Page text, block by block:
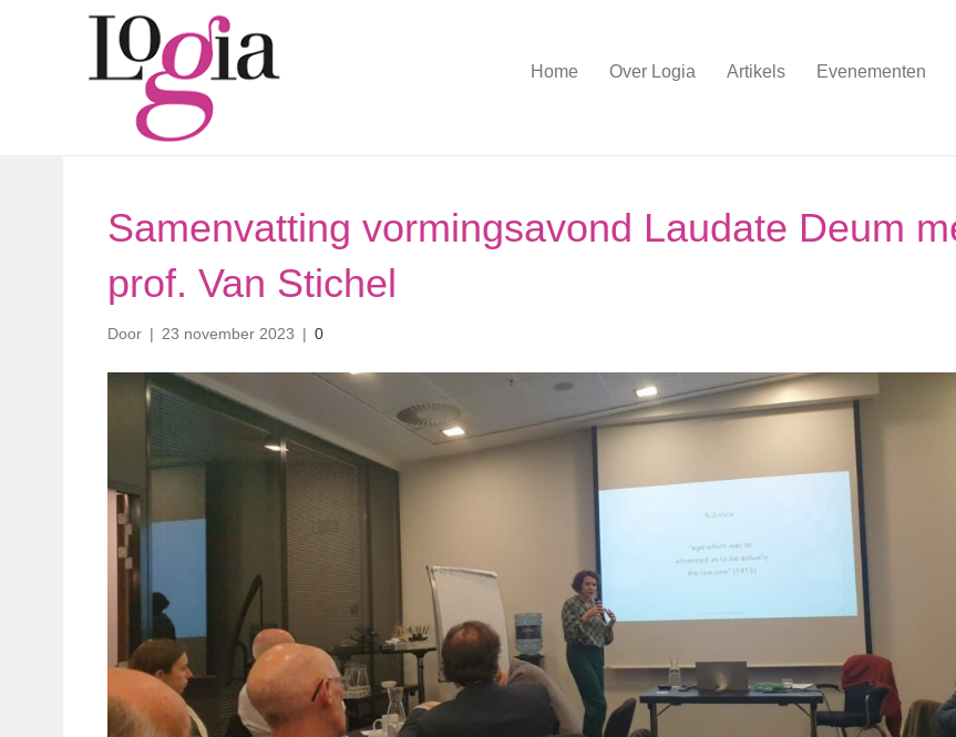
Home Over Logia Artikels Evenementen
Samenvatting vormingsavond Laudate Deum
prof. Van Stichel
Door | 23 november 2023 | 0